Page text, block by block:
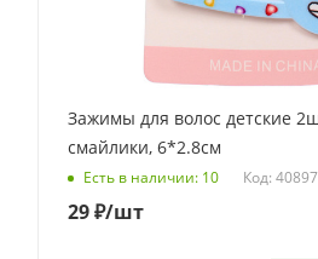
Зажимы для волос детские
смайлики, 6*2.8см
Есть в наличии: 10 Код:
29₽/шт